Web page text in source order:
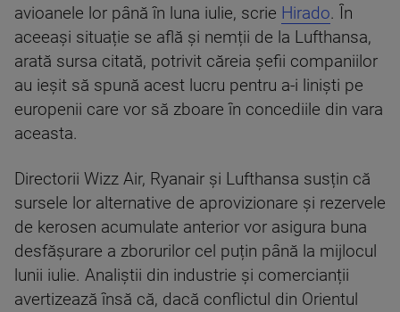
avioanele lor până în luna iulie, scrie Hirado. În
aceeași situație se află și nemții de la Lufthansa,
arată sursa citată, potrivit căreia șefii companiilor
au ieșit să spună acest lucru pentru a-i liniști pe
europenii care vor să zboare în concediile din vara
aceasta.
Directorii Wizz Air, Ryanair și Lufthansa susțin că
sursele lor alternative de aprovizionare și rezervele
de kerosen acumulate anterior vor asigura buna
desfășurare a zborurilor cel puțin până la mijlocul
lunii iulie. Analiștii din industrie și comercianții
avertizează însă că, dacă conflictul din Orientul